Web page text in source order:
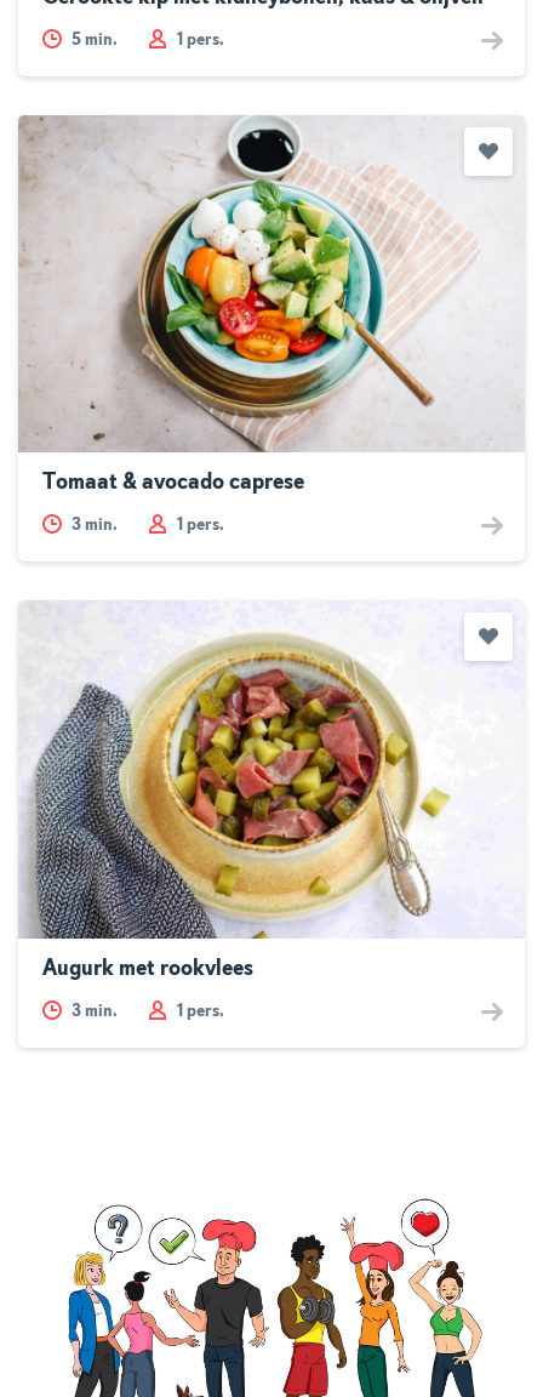
5 min. 1 pers.
Tomaat & avocado caprese
3 min. 1 pers.
Augurk met rookvlees
3 min. 1 pers.